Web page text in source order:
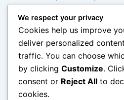
tante jilat bijik kontol
memek merah cewek chindo
cewek indo tetek merah besar
We respect your privacy
Cookies help us improve
deliver personalized
traffic. You can choose
by clicking Customize.
consent or Reject All to
cookies.